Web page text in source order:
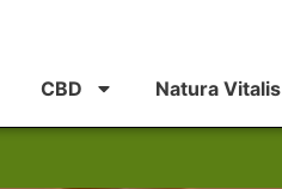
CBD Natura Vitalis